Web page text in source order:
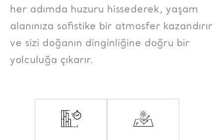
her adımda huzuru hissederek, yaşam
alanınıza sofistike bir atmosfer kazandırır
ve sizi doğanın dinginliğine doğru bir
yolculuğa çıkarır.